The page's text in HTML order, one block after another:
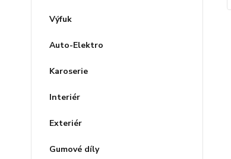
Výfuk
Auto-Elektro
Karoserie
Interiér
Exteriér
Gumové díly